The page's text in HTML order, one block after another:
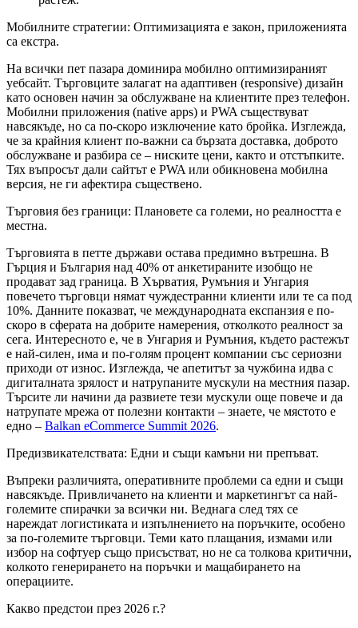
Мобилните стратегии: Оптимизацията е закон, приложенията
са екстра.
На всички пет пазара доминира мобилно оптимизираният
уебсайт. Търговците залагат на адаптивен (responsive) дизайн
като основен начин за обслужване на клиентите през телефон.
Мобилни приложения (native apps) и PWA съществуват
навсякъде, но са по-скоро изключение като бройка. Изглежда,
че за крайния клиент по-важни са бързата доставка, доброто
обслужване и разбира се – ниските цени, както и отстъпките.
Тях въпросът дали сайтът е PWA или обикновена мобилна
версия, не ги афектира съществено.
Търговия без граници: Плановете са големи, но реалността е
местна.
Търговията в петте държави остава предимно вътрешна. В
Гърция и България над 40% от анкетираните изобщо не
продават зад граница. В Хърватия, Румъния и Унгария
повечето търговци нямат чуждестранни клиенти или те са под
10%. Данните показват, че международната експанзия е по-
скоро в сферата на добрите намерения, отколкото реалност за
сега. Интересното е, че в Унгария и Румъния, където растежът
е най-силен, има и по-голям процент компании със сериозни
приходи от износ. Изглежда, че апетитът за чужбина идва с
дигиталната зрялост и натрупаните мускули на местния пазар.
Търсите ли начини да развиете тези мускули още повече и да
натрупате мрежа от полезни контакти – знаете, че мястото е
едно – Balkan eCommerce Summit 2026.
Предизвикателствата: Едни и същи камъни ни препъват.
Въпреки различията, оперативните проблеми са едни и същи
навсякъде. Привличането на клиенти и маркетингът са най-
големите спирачки за всички ни. Веднага след тях се
нареждат логистиката и изпълнението на поръчките, особено
за по-големите търговци. Теми като плащания, измами или
избор на софтуер също присъстват, но не са толкова критични,
колкото генерирането на поръчки и мащабирането на
операциите.
Какво предстои през 2026 г.?